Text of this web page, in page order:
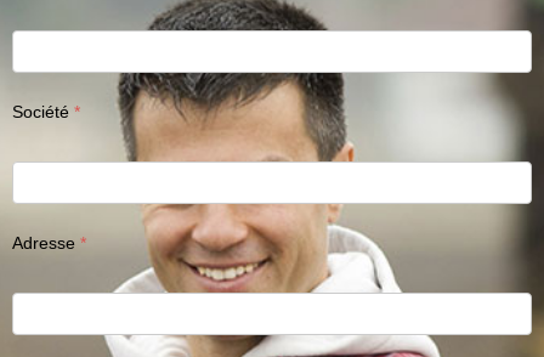
Société
Adresse